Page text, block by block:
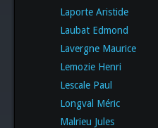
Laporte Aristide
Laubat Edmond
Lavergne Maurice
Lemozie Henri
Lescale Paul
Longval Méric
Malrieu Jules